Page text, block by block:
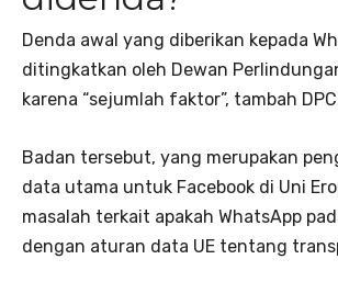
Denda awal yang diberikan kepada
ditingkatkan oleh Dewan
karena “sejumlah faktor”, tambah
Badan tersebut, yang merupakan
data utama untuk Facebook di Uni
masalah terkait apakah WhatsApp
dengan aturan data UE tentang